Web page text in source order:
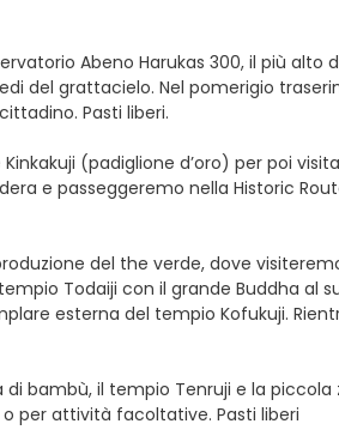
Abeno Harukas 300, il più alto
del grattacielo. Nel pomerigio
Pasti liberi.
(padiglione d’oro) per poi
e passeggeremo nella Historic
del the verde, dove
Todaiji con il grande Buddha al
esterna del tempio Kofukuji.
bambù, il tempio Tenruji e la piccola
o per attività facoltative. Pasti liberi